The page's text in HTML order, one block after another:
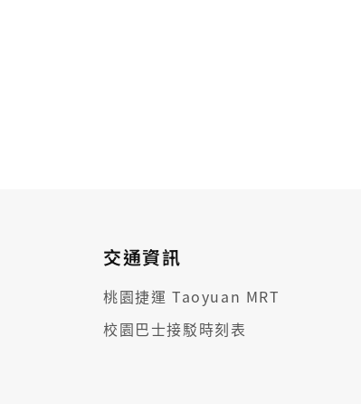
交通資訊
桃園捷運 Taoyuan MRT
校園巴士接駁時刻表